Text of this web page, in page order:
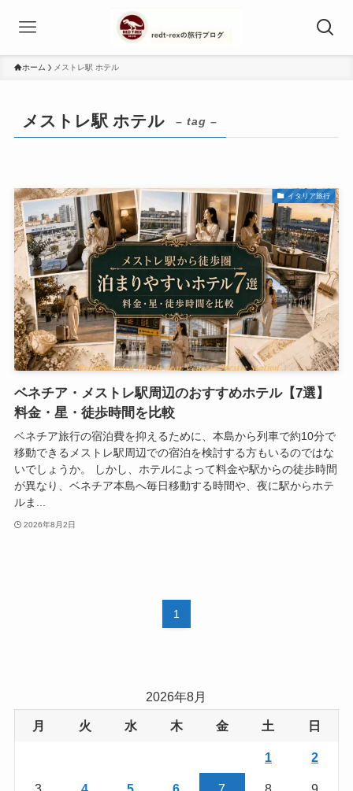
ホーム メストレ駅 ホテル
メストレ駅 ホテル – tag –
イタリア旅行
ベネチア・メストレ駅周辺のおすすめホテル【7選】
料金・星・徒歩時間を比較
ベネチア旅行の宿泊費を抑えるために、本島から列車で約10分で
移動できるメストレ駅周辺での宿泊を検討する方もいるのではな
いでしょうか。 しかし、ホテルによって料金や駅からの徒歩時間
が異なり、ベネチア本島へ毎日移動する時間や、夜に駅からホテ
ルま...
2026年8月2日
1
2026年8月
月 火 水 木 金 土 日
1 2